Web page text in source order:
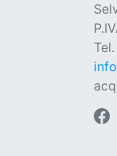
Tel.